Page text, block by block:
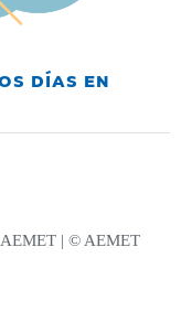
DÍAS EN
AEMET | © AEMET